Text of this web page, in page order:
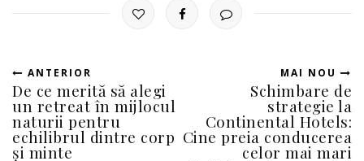
ANTERIOR
De ce merită să alegi
un retreat în mijlocul
naturii pentru
echilibrul dintre corp
și minte
MAI NOU
Schimbare de
strategie la
Continental Hotels:
Cine preia conducerea
celor mai mari